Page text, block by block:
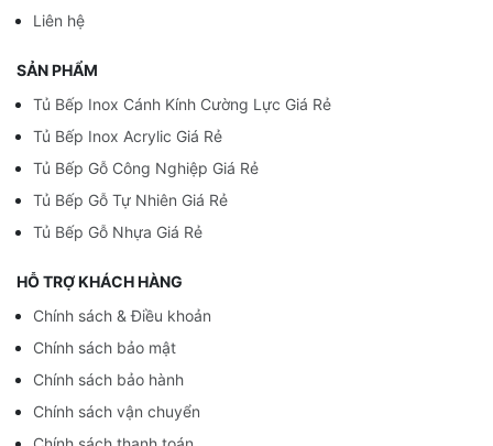
Liên hệ
SẢN PHẨM
Tủ Bếp Inox Cánh Kính Cường Lực Giá Rẻ
Tủ Bếp Inox Acrylic Giá Rẻ
Tủ Bếp Gỗ Công Nghiệp Giá Rẻ
Tủ Bếp Gỗ Tự Nhiên Giá Rẻ
Tủ Bếp Gỗ Nhựa Giá Rẻ
HỖ TRỢ KHÁCH HÀNG
Chính sách & Điều khoản
Chính sách bảo mật
Chính sách bảo hành
Chính sách vận chuyển